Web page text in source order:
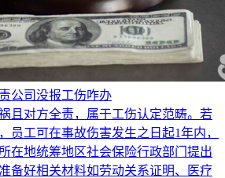
公司没报工伤咋办
且对方全责，属于工伤认定范畴。若
员工可在事故伤害发生之日起1年内，
在地统筹地区社会保险行政部门提出
备好相关材料如劳动关系证明、医疗